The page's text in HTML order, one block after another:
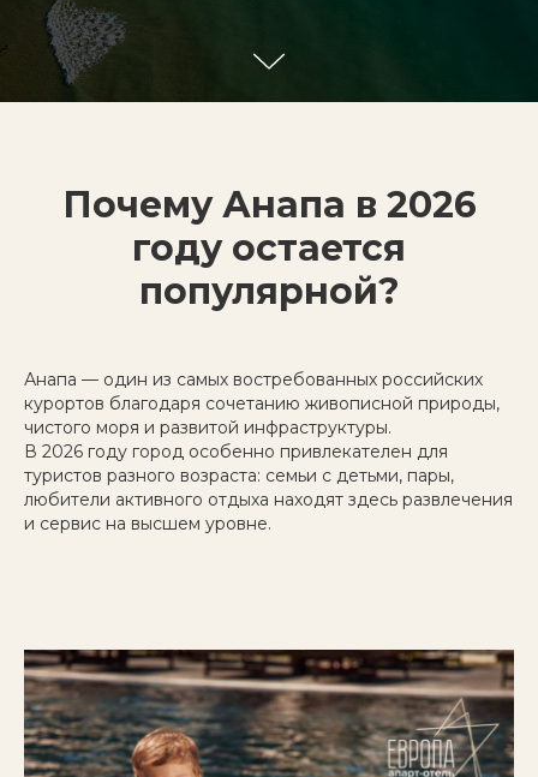
Почему Анапа в 2026
году остается
популярной?
Анапа — один из самых востребованных российских
курортов благодаря сочетанию живописной природы,
чистого моря и развитой инфраструктуры.
В 2026 году город особенно привлекателен для
туристов разного возраста: семьи с детьми, пары,
любители активного отдыха находят здесь развлечения
и сервис на высшем уровне.